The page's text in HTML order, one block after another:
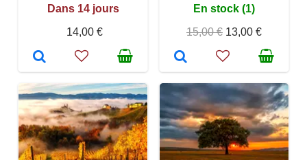
Dans 14 jours
14,00 €
En stock (1)
15,00 € 13,00 €